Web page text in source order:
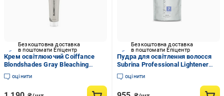
Безкоштовна доставка
в поштомати Епіцентр
Крем освітлюючий Coiffance
Blondshades Gray Bleaching
Cream 300 мл
оцінити
Безкоштовна доставка
в поштомати Епіцентр
Пудра для освітлення волосся
Subrina Professional Lightener
Master пакет 500 г
оцінити